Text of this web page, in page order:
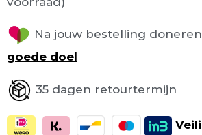
Na jouw bestelling
goede doel
35 dagen retourtermijn